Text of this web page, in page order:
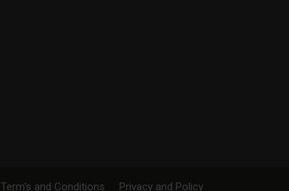
Term's and Conditions Privacy and Policy